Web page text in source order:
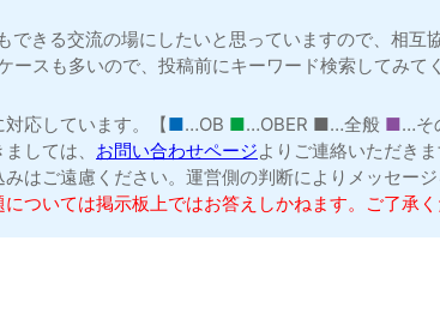
きる交流の場にしたいと思っていますので、相互
ースも多いので、投稿前にキーワード検索してみて
応しています。【■…OB ■…OBER ■…全般 ■…そ
しては、 お問い合わせページよりご連絡いただき
はご遠慮ください。運営側の判断によりメッセージ
ついては掲示板上ではお答えしかねます。ご了承く